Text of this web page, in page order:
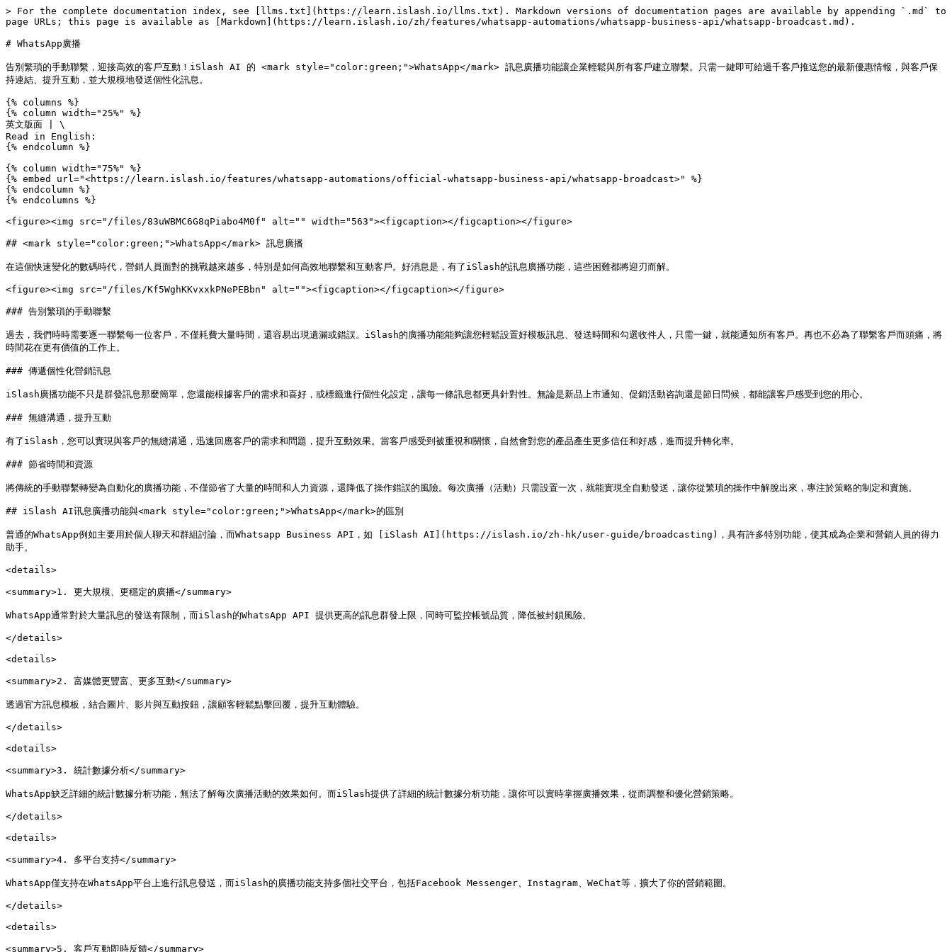
> For the complete documentation index, see [llms.txt](https://learn.islash.io/llms.txt). Markdown versions of documentation pages are available by appending `.md` to
page URLs; this page is available as [Markdown](https://learn.islash.io/zh/features/whatsapp-automations/whatsapp-business-api/whatsapp-broadcast.md).
# WhatsApp廣播
告別繁瑣的手動聯繫，迎接高效的客戶互動！iSlash AI 的 <mark style="color:green;">WhatsApp</mark> 訊息廣播功能讓企業輕鬆與所有客戶建立聯繫。只需一鍵即可給過千客戶推送您的最新優惠情報，與客戶保
持連結、提升互動，並大規模地發送個性化訊息。
{% columns %}
{% column width="25%" %}
英文版面 | \
Read in English:
{% endcolumn %}
{% column width="75%" %}
{% embed url="<https://learn.islash.io/features/whatsapp-automations/official-whatsapp-business-api/whatsapp-broadcast>" %}
{% endcolumn %}
{% endcolumns %}
<figure><img src="/files/83uWBMC6G8qPiabo4M0f" alt="" width="563"><figcaption></figcaption></figure>
## <mark style="color:green;">WhatsApp</mark> 訊息廣播
在這個快速變化的數碼時代，營銷人員面對的挑戰越來越多，特別是如何高效地聯繫和互動客戶。好消息是，有了iSlash的訊息廣播功能，這些困難都將迎刃而解。
<figure><img src="/files/Kf5WghKKvxxkPNePEBbn" alt=""><figcaption></figcaption></figure>
### 告別繁瑣的手動聯繫
過去，我們時時需要逐一聯繫每一位客戶，不僅耗費大量時間，還容易出現遺漏或錯誤。iSlash的廣播功能能夠讓您輕鬆設置好模板訊息、發送時間和勾選收件人，只需一鍵，就能通知所有客戶。再也不必為了聯繫客戶而頭痛，將
時間花在更有價值的工作上。
### 傳遞個性化營銷訊息
iSlash廣播功能不只是群發訊息那麼簡單，您還能根據客戶的需求和喜好，或標籤進行個性化設定，讓每一條訊息都更具針對性。無論是新品上市通知、促銷活動咨詢還是節日問候，都能讓客戶感受到您的用心。
### 無縫溝通，提升互動
有了iSlash，您可以實現與客戶的無縫溝通，迅速回應客戶的需求和問題，提升互動效果。當客戶感受到被重視和關懷，自然會對您的產品產生更多信任和好感，進而提升轉化率。
### 節省時間和資源
將傳統的手動聯繫轉變為自動化的廣播功能，不僅節省了大量的時間和人力資源，還降低了操作錯誤的風險。每次廣播（活動）只需設置一次，就能實現全自動發送，讓你從繁瑣的操作中解脫出來，專注於策略的制定和實施。
## iSlash AI讯息廣播功能與<mark style="color:green;">WhatsApp</mark>的區別
普通的WhatsApp例如主要用於個人聊天和群組討論，而Whatsapp Business API，如 [iSlash AI](https://islash.io/zh-hk/user-guide/broadcasting)，具有許多特別功能，使其成為企業和營銷人員的得力
助手。
<details>
<summary>1. 更大規模、更穩定的廣播</summary>
WhatsApp通常對於大量訊息的發送有限制，而iSlash的WhatsApp API 提供更高的訊息群發上限，同時可監控帳號品質，降低被封鎖風險。
</details>
<details>
<summary>2. 富媒體更豐富、更多互動</summary>
透過官方訊息模板，結合圖片、影片與互動按鈕，讓顧客輕鬆點擊回覆，提升互動體驗。
</details>
<details>
<summary>3. 統計數據分析</summary>
WhatsApp缺乏詳細的統計數據分析功能，無法了解每次廣播活動的效果如何。而iSlash提供了詳細的統計數據分析功能，讓你可以實時掌握廣播效果，從而調整和優化營銷策略。
</details>
<details>
<summary>4. 多平台支持</summary>
WhatsApp僅支持在WhatsApp平台上進行訊息發送，而iSlash的廣播功能支持多個社交平台，包括Facebook Messenger、Instagram、WeChat等，擴大了你的營銷範圍。
</details>
<details>
<summary>5. 客戶互動即時反饋</summary>